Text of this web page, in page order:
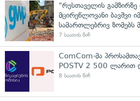
"რუსთაველის
მცირეწლოვანი ბავშვი
სამართლებრივ ზომებს
7 საათის წინ
ComCom-მა
POSTV 2 500 ლარით
8 საათის წინ